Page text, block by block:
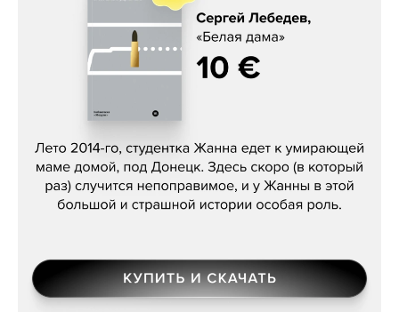
Сергей Лебедев, «Белая дама»